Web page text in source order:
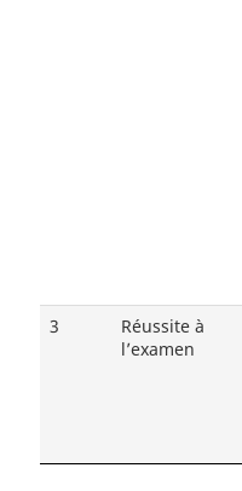
3
Réussite à
l’examen